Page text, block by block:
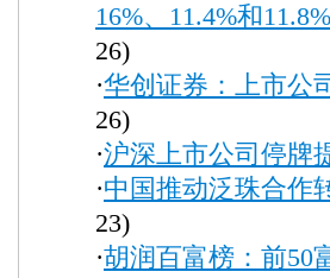
16%、11.4%和
26)
·华创证券：上市公
26)
·沪深上市公司停牌
·中国推动泛珠合作
23)
·胡润百富榜：前50